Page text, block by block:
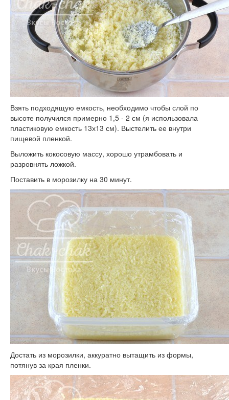
Взять подходящую емкость, необходимо чтобы слой по
высоте получился примерно 1,5 - 2 см (я использовала
пластиковую емкость 13х13 см). Выстелить ее внутри
пищевой пленкой.
Выложить кокосовую массу, хорошо утрамбовать и
разровнять ложкой.
Поставить в морозилку на 30 минут.
Достать из морозилки, аккуратно вытащить из формы,
потянув за края пленки.